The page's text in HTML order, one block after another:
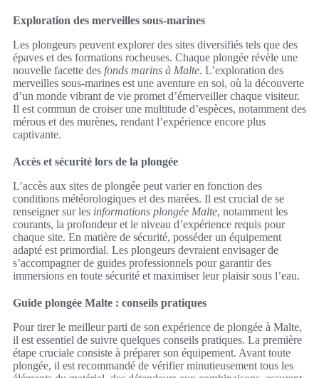
Exploration des merveilles sous-marines
Les plongeurs peuvent explorer des sites diversifiés tels que des
épaves et des formations rocheuses. Chaque plongée révèle une
nouvelle facette des fonds marins à Malte. L’exploration des
merveilles sous-marines est une aventure en soi, où la découverte
d’un monde vibrant de vie promet d’émerveiller chaque visiteur.
Il est commun de croiser une multitude d’espèces, notamment des
mérous et des murènes, rendant l’expérience encore plus
captivante.
Accès et sécurité lors de la plongée
L’accès aux sites de plongée peut varier en fonction des
conditions météorologiques et des marées. Il est crucial de se
renseigner sur les informations plongée Malte, notamment les
courants, la profondeur et le niveau d’expérience requis pour
chaque site. En matière de sécurité, posséder un équipement
adapté est primordial. Les plongeurs devraient envisager de
s’accompagner de guides professionnels pour garantir des
immersions en toute sécurité et maximiser leur plaisir sous l’eau.
Guide plongée Malte : conseils pratiques
Pour tirer le meilleur parti de son expérience de plongée à Malte,
il est essentiel de suivre quelques conseils pratiques. La première
étape cruciale consiste à préparer son équipement. Avant toute
plongée, il est recommandé de vérifier minutieusement tous les